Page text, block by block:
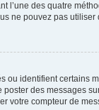
des quatre
ne pouvez pas utiliser
identifient
des messages
votre compteur de